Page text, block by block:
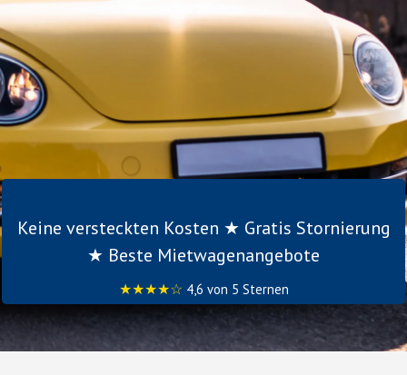
Keine versteckten Kosten ★ Gratis Stornierung
★ Beste Mietwagenangebote
★★★★☆ 4,6 von 5 Sternen